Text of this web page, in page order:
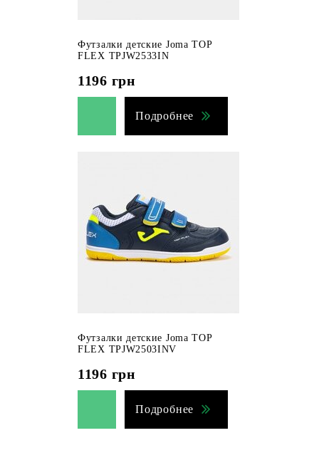
Футзалки детские Joma TOP
FLEX TPJW2533IN
1196 грн
Подробнее
Футзалки детские Joma TOP
FLEX TPJW2503INV
1196 грн
Подробнее